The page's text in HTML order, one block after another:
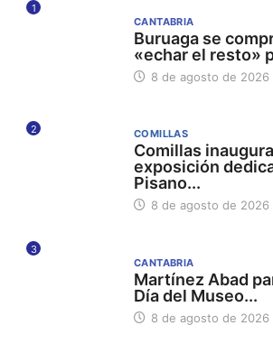
1
CANTABRIA
Buruaga se
«echar el resto»
8 de agosto de 2026
2 COMILLAS
Comillas
exposición
Pisano...
8 de agosto de 2026
3
CANTABRIA
Martínez Abad
Día del Museo...
8 de agosto de 2026